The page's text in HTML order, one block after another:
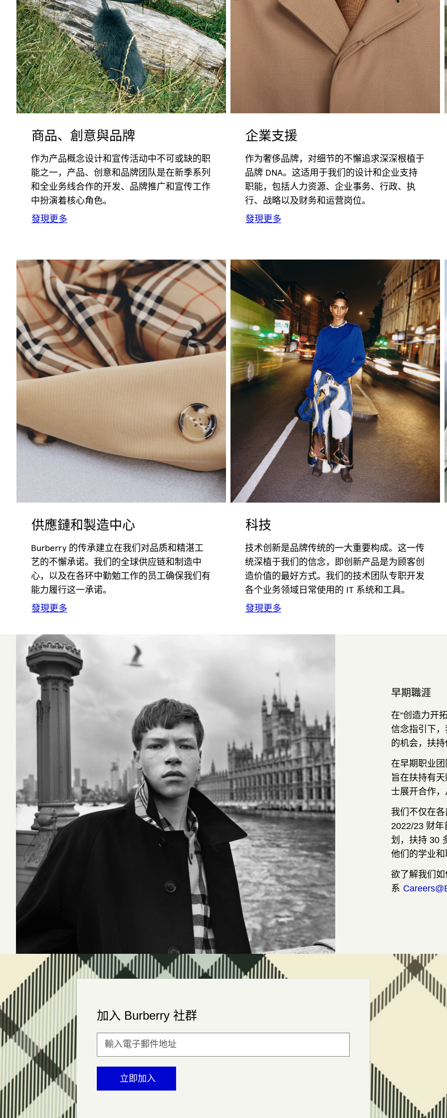
商品、創意與品牌
作为产品概念设计和宣传活动中不可或缺的职
能之一，产品、创意和品牌团队是在新季系列
和全业务线合作的开发、品牌推广和宣传工作
中扮演着核心角色。
發現更多
企業支援
作为奢侈品牌，对细节的不懈追求深深根植于
品牌 DNA。这适用于我们的设计和企业支持
职能，包括人力资源、企业事务、行政、执
行、战略以及财务和运营岗位。
發現更多
供應鏈和製造中心
Burberry 的传承建立在我们对品质和精湛工
艺的不懈承诺。我们的全球供应链和制造中
心，以及在各环中勤勉工作的员工确保我们有
能力履行这一承诺。
發現更多
科技
技术创新是品牌传统的一大重要构成。这一传
统深植于我们的信念，即创新产品是为顾客创
造价值的最好方式。我们的技术团队专职开发
各个业务领域日常使用的 IT 系统和工具。
發現更多
早期職涯
在“创造力开
信念指引下
的机会，扶
在早期职业
旨在扶持有
士展开合作
我们不仅在
2022/23 财
划，扶持 30
他们的学业
欲了解我们
系
加入 Burberry 社群